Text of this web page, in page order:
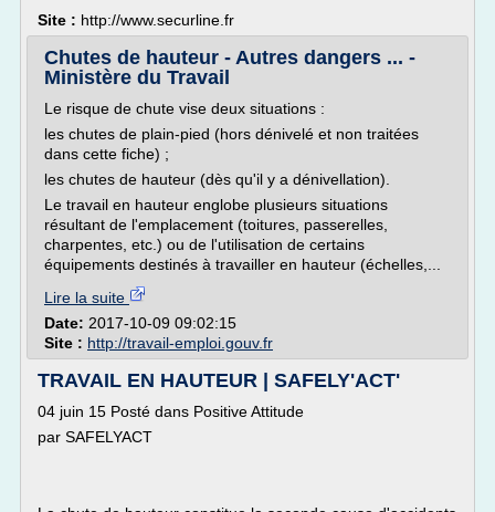
Site : http://www.securline.fr
Chutes de hauteur - Autres dangers ... -
Ministère du Travail
Le risque de chute vise deux situations :
les chutes de plain-pied (hors dénivelé et non traitées
dans cette fiche) ;
les chutes de hauteur (dès qu'il y a dénivellation).
Le travail en hauteur englobe plusieurs situations
résultant de l'emplacement (toitures, passerelles,
charpentes, etc.) ou de l'utilisation de certains
équipements destinés à travailler en hauteur (échelles,...
Lire la suite
Date: 2017-10-09 09:02:15
Site : http://travail-emploi.gouv.fr
TRAVAIL EN HAUTEUR | SAFELY'ACT'
04 juin 15 Posté dans Positive Attitude
par SAFELYACT